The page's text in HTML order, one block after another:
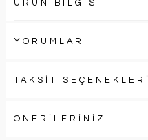
ÜRÜN BİLGİSİ
YORUMLAR
TAKSİT SEÇENEKLERİ
ÖNERİLERİNİZ